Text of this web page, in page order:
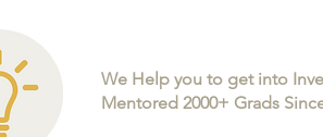
We Help you to get into
Mentored 2000+ Grads